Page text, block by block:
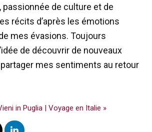
passionnée de culture et de
récits d’après les émotions
mes évasions. Toujours
de découvrir de nouveaux
partager mes sentiments au retour
in Puglia | Voyage en Italie »